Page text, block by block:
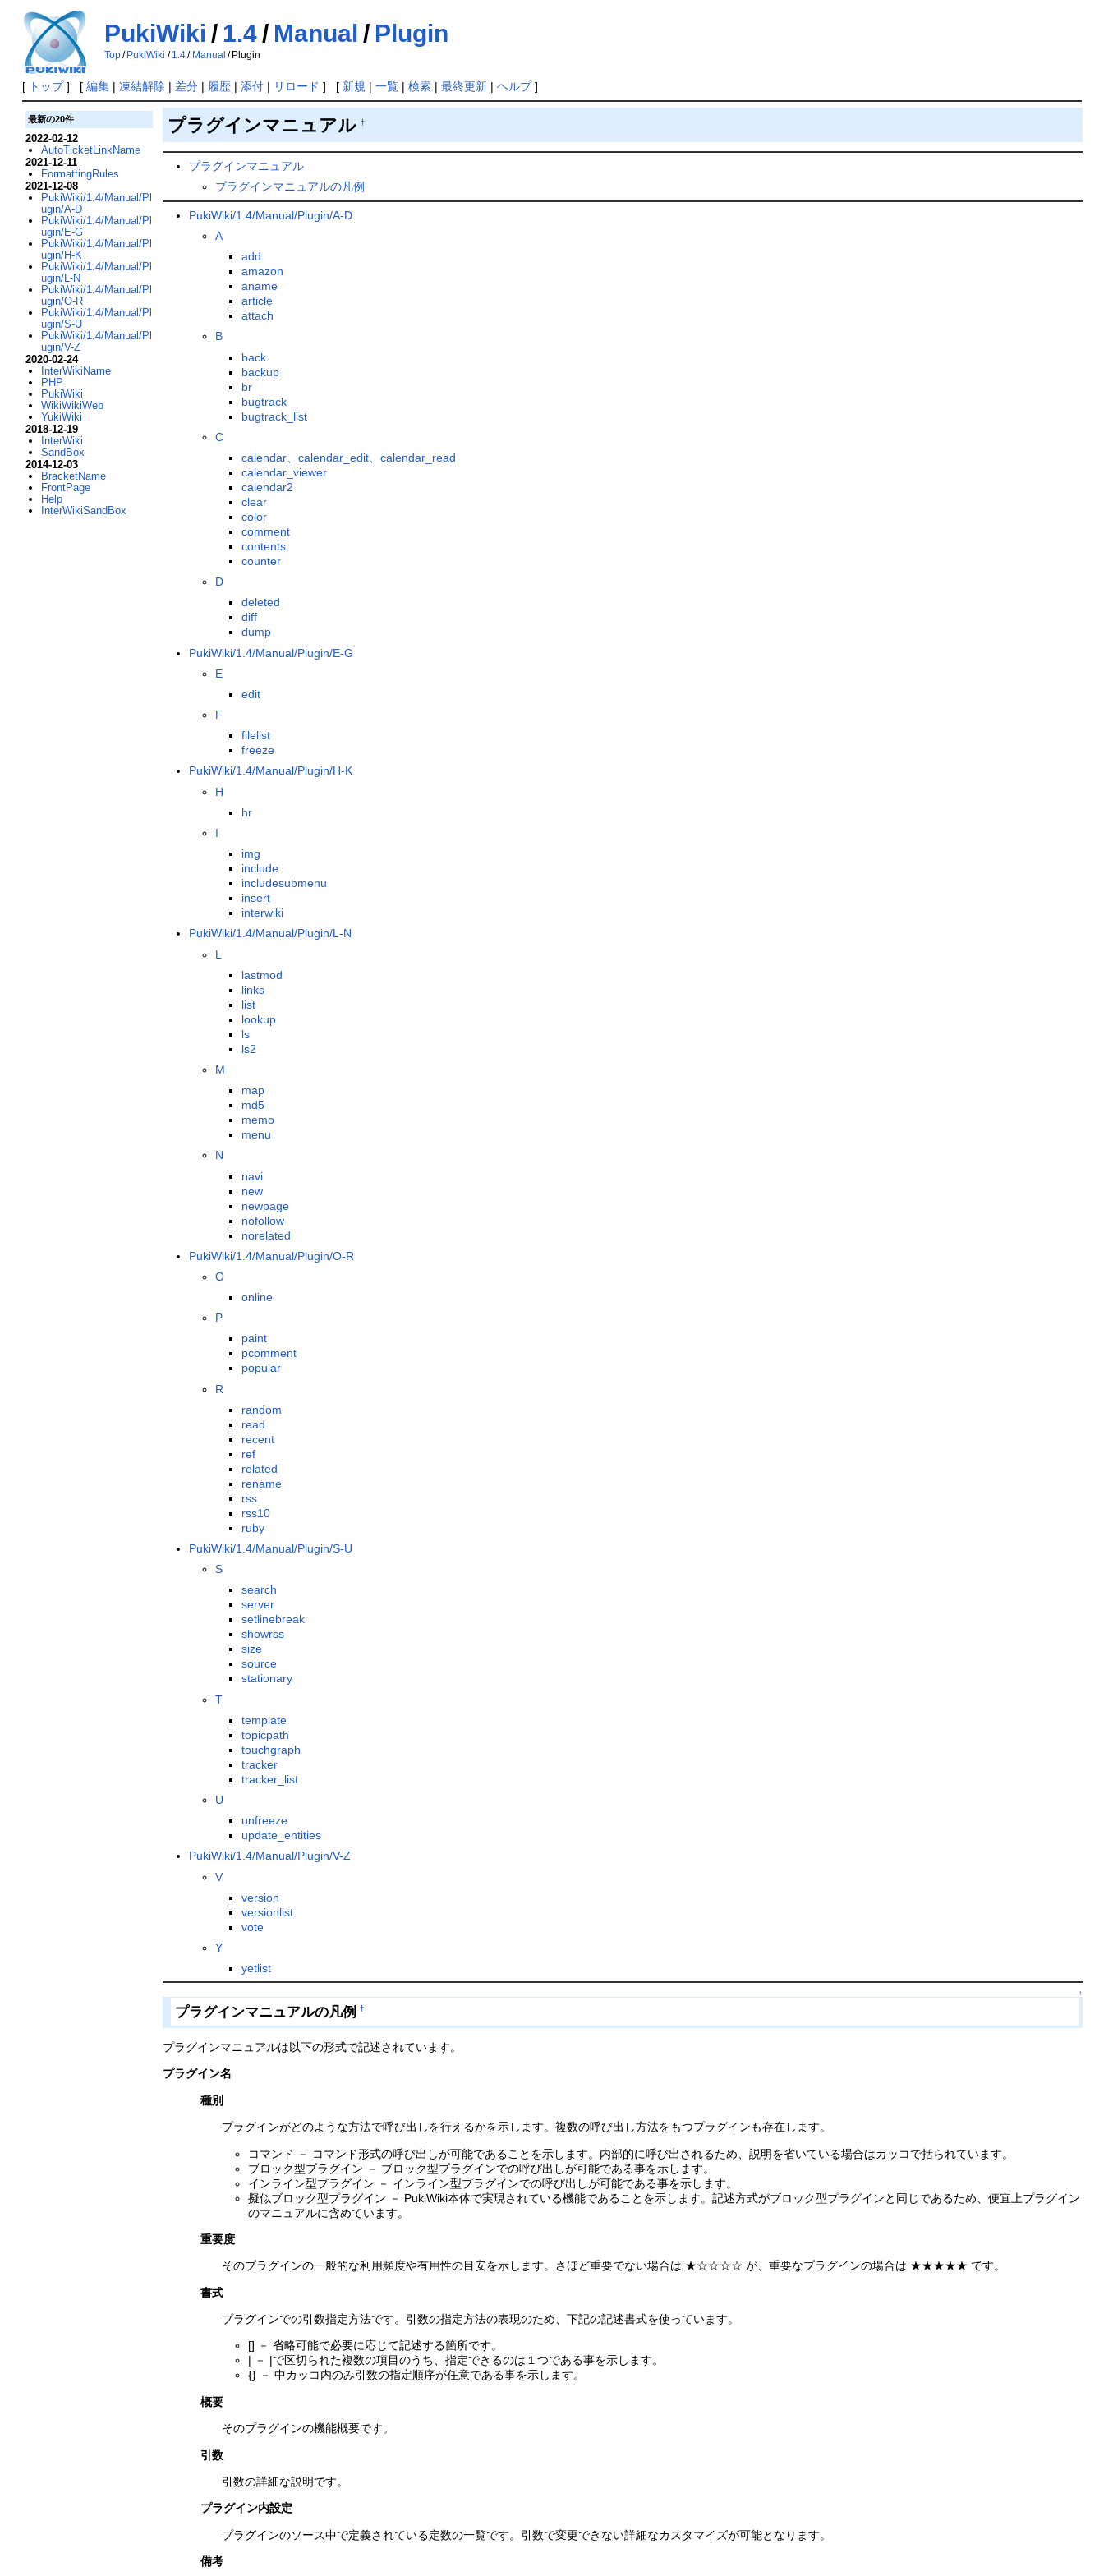
PukiWiki / 1.4/ Manual / Plugin
Top/ PukiWiki / 1.4/ Manual / Plugin
[ トップ] [ 編集| 凍結解除 | 差分| 履歴| 添付| リロード ] [ 新規 | 一覧| 検索| 最終更新| ヘルプ]
プラグインマニュアル †
プラグインマニュアル
プラグインマニュアルの凡例
PukiWiki/1.4/Manual/Plugin/A-D
A
add
amazon
aname
article
attach
B
back
backup
br
bugtrack
bugtrack_list
C
calendar、calendar_edit、calendar_read
calendar_viewer
calendar2
clear
color
comment
contents
counter
D
deleted
diff
dump
PukiWiki/1.4/Manual/Plugin/E-G
E
edit
F
filelist
freeze
PukiWiki/1.4/Manual/Plugin/H-K
H
hr
I
img
include
includesubmenu
insert
interwiki
PukiWiki/1.4/Manual/Plugin/L-N
L
lastmod
links
list
lookup
ls
ls2
M
map
md5
memo
menu
N
navi
new
newpage
nofollow
norelated
PukiWiki/1.4/Manual/Plugin/O-R
O
online
P
paint
pcomment
popular
R
random
read
recent
ref
related
rename
rss
rss10
ruby
PukiWiki/1.4/Manual/Plugin/S-U
S
search
server
setlinebreak
showrss
size
source
stationary
T
template
topicpath
touchgraph
tracker
tracker_list
U
unfreeze
update_entities
PukiWiki/1.4/Manual/Plugin/V-Z
V
version
versionlist
vote
Y
yetlist
↑
プラグインマニュアルの凡例 †
プラグインマニュアルは以下の形式で記述されています。
プラグイン名
種別
プラグインがどのような方法で呼び出しを行えるかを示します。複数の呼び出し方法をもつプラグインも存在します。
コマンド － コマンド形式の呼び出しが可能であることを示します。内部的に呼び出されるため、説明を省いている場合はカッコで括られています。
ブロック型プラグイン － ブロック型プラグインでの呼び出しが可能である事を示します。
インライン型プラグイン － インライン型プラグインでの呼び出しが可能である事を示します。
擬似ブロック型プラグイン － PukiWiki本体で実現されている機能であることを示します。記述方式がブロック型プラグインと同じであるため、便宜上プラグイン
のマニュアルに含めています。
重要度
そのプラグインの一般的な利用頻度や有用性の目安を示します。さほど重要でない場合は ★☆☆☆☆ が、重要なプラグインの場合は ★★★★★ です。
書式
プラグインでの引数指定方法です。引数の指定方法の表現のため、下記の記述書式を使っています。
[] － 省略可能で必要に応じて記述する箇所です。
| － |で区切られた複数の項目のうち、指定できるのは１つである事を示します。
{} － 中カッコ内のみ引数の指定順序が任意である事を示します。
概要
そのプラグインの機能概要です。
引数
引数の詳細な説明です。
プラグイン内設定
プラグインのソース中で定義されている定数の一覧です。引数で変更できない詳細なカスタマイズが可能となります。
備考
最新の20件
2022-02-12
AutoTicketLinkName
2021-12-11
FormattingRules
2021-12-08
PukiWiki/1.4/Manual/Pl
ugin/A-D
PukiWiki/1.4/Manual/Pl
ugin/E-G
PukiWiki/1.4/Manual/Pl
ugin/H-K
PukiWiki/1.4/Manual/Pl
ugin/L-N
PukiWiki/1.4/Manual/Pl
ugin/O-R
PukiWiki/1.4/Manual/Pl
ugin/S-U
PukiWiki/1.4/Manual/Pl
ugin/V-Z
2020-02-24
InterWikiName
PHP
PukiWiki
WikiWikiWeb
YukiWiki
2018-12-19
InterWiki
SandBox
2014-12-03
BracketName
FrontPage
Help
InterWikiSandBox